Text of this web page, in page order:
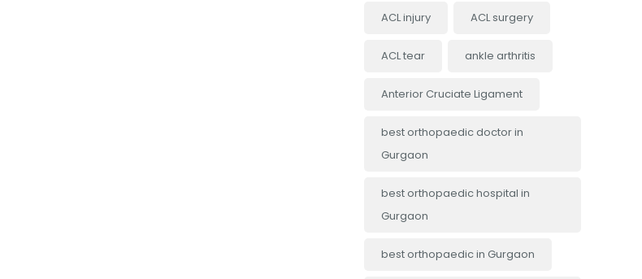
ACL injury ACL surgery
ACL tear ankle arthritis
Anterior Cruciate Ligament
best orthopaedic doctor in
Gurgaon
best orthopaedic hospital in
Gurgaon
best orthopaedic in Gurgaon